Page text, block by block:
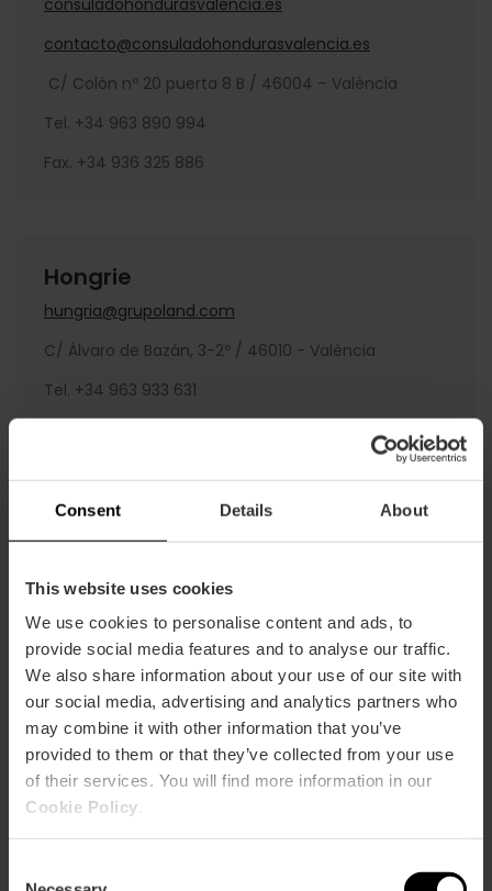
Consent Details About
This website uses cookies
We use cookies to personalise content and ads, to
provide social media features and to analyse our traffic.
We also share information about your use of our site with
our social media, advertising and analytics partners who
may combine it with other information that you’ve
provided to them or that they’ve collected from your use
of their services. You will find more information in our
Cookie Policy
consuladohondurasvalencia.es
contacto@consuladohondurasvalencia.es
C/ Colón nº 20 puerta 8 B / 46004 – València
Tel. +34 963 890 994
Fax. +34 936 325 886
Hongrie
hungria@grupoland.com
C/ Álvaro de Bazán, 3-2º / 46010 - València
Tel. +34 963 933 631
Islande
consuladoislandia@yahoo.es
Plaça Porta de la Mar, 4 Bajo 3 / 46004 - València
Tel. +34 963 517 275
Italie
valencia.onorario@esteri.it